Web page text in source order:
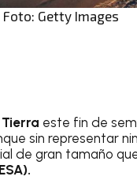
Foto: Getty Images
Tierra este fin de
sin representar
de gran tamaño